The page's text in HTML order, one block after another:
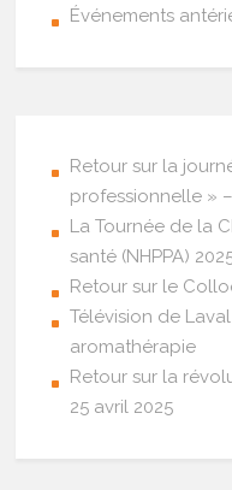
Événements
Retour sur la
professionnelle »
La Tournée de la
santé (NHPPA)
Retour sur le
Télévision de
aromathérapie
Retour sur la
25 avril 2025